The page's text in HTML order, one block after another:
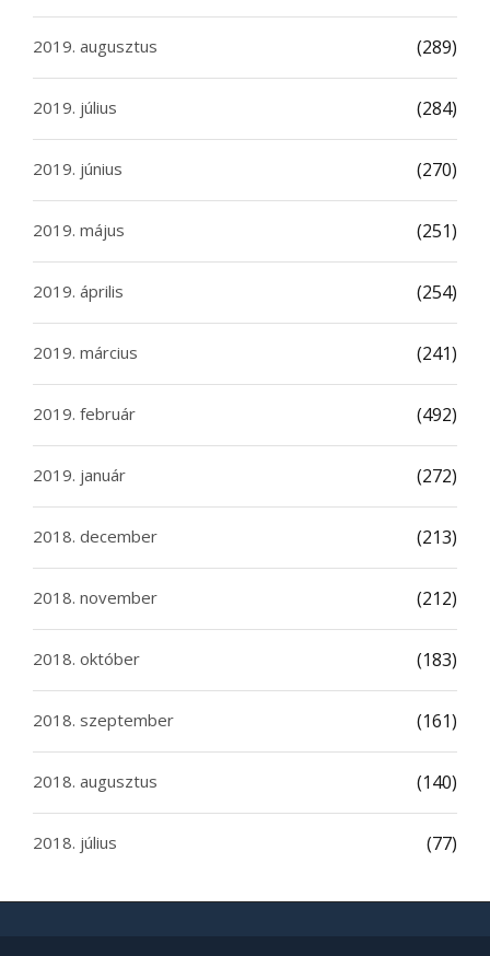
2019. augusztus (289)
2019. július (284)
2019. június (270)
2019. május (251)
2019. április (254)
2019. március (241)
2019. február (492)
2019. január (272)
2018. december (213)
2018. november (212)
2018. október (183)
2018. szeptember (161)
2018. augusztus (140)
2018. július (77)